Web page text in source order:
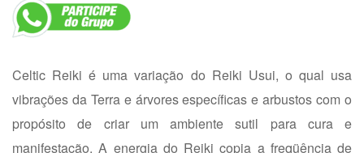
Celtic Reiki é uma variação do Reiki Usui, o qual usa
vibrações da Terra e árvores específicas e arbustos com o
propósito de criar um ambiente sutil para cura e
manifestação. A energia do Reiki copia a freqüência de